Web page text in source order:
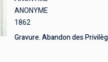
ANONYME
1862
Gravure. Abandon des